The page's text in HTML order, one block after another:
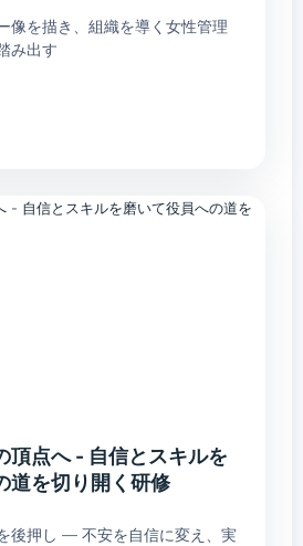
像を描き、組織を導く女性管理
み出す
頂点へ - 自信とスキルを
道を切り開く研修
後押し ― 不安を自信に変え、実